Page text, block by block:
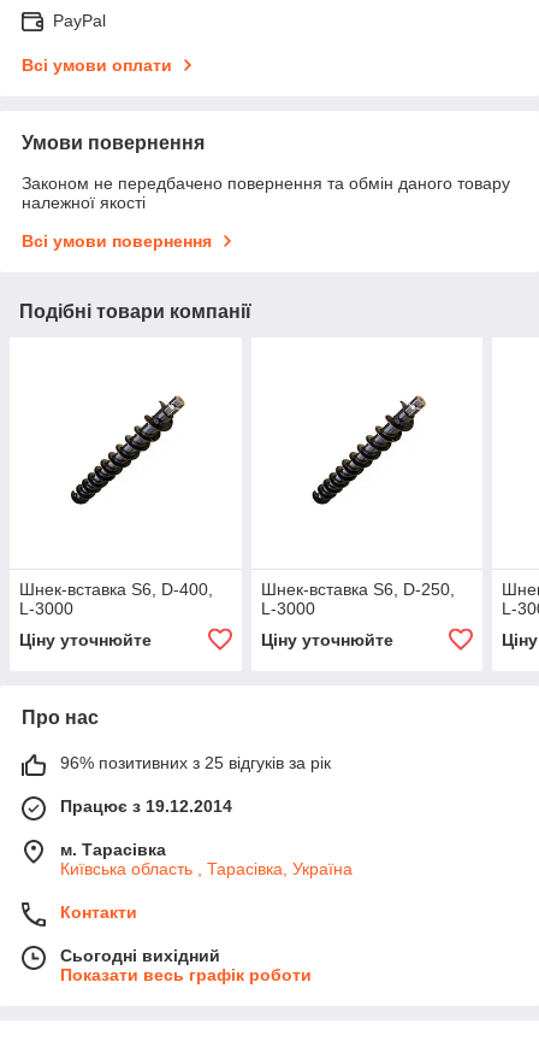
PayPal
Всі умови оплати
Умови повернення
Законом не передбачено повернення та обмін даного товару
належної якості
Всі умови повернення
Подібні товари компанії
Шнек-вставка S6, D-400,
L-3000
Ціну уточнюйте
Шнек-вставка S6, D-250,
L-3000
Ціну уточнюйте
L-
Про нас
96% позитивних з 25 відгуків за рік
Працює з 19.12.2014
м. Тарасівка
Київська область , Тарасівка, Україна
Контакти
Сьогодні вихідний
Показати весь графік роботи